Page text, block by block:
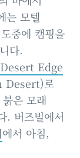
는 모텔
중에 캠핑을
다.
Edge
Desert)로
은 모래
. 버즈빌에서
에서 아침,